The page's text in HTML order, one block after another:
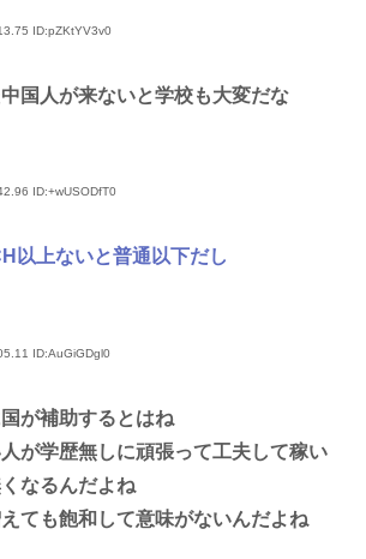
ID:pZKtYV3v0
国人が来ないと学校も大変だな
ID:+wUSODfT0
以上ないと普通以下だし
ID:AuGiGDgl0
が補助するとはね
が学歴無しに頑張って工夫して稼い
なるんだよね
ても飽和して意味がないんだよね